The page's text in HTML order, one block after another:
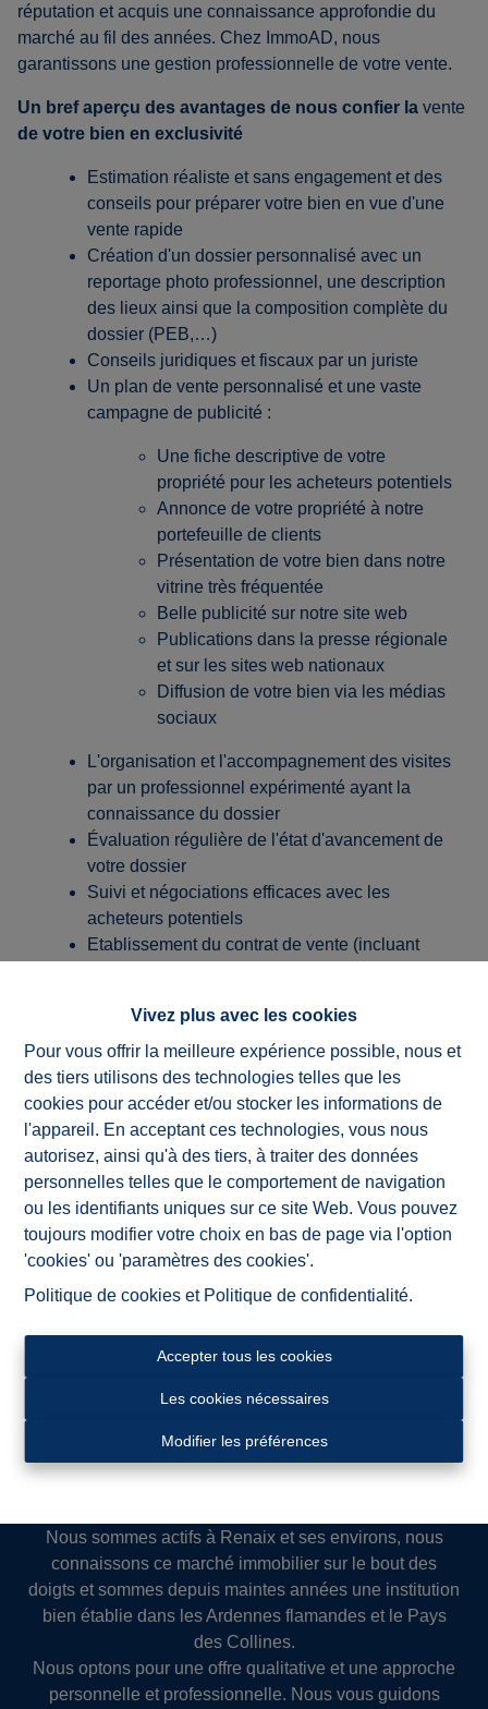
Vivez plus avec les cookies
Pour vous offrir la meilleure expérience possible, nous et
des tiers utilisons des technologies telles que les
cookies pour accéder et/ou stocker les informations de
l'appareil. En acceptant ces technologies, vous nous
autorisez, ainsi qu'à des tiers, à traiter des données
personnelles telles que le comportement de navigation
ou les identifiants uniques sur ce site Web. Vous pouvez
toujours modifier votre choix en bas de page via l'option
'cookies' ou 'paramètres des cookies'.
Politique de cookies et Politique de confidentialité.
Accepter tous les cookies
Les cookies nécessaires
Modifier les préférences
réputation et acquis une connaissance approfondie du
marché au fil des années. Chez ImmoAD, nous
garantissons une gestion professionnelle de votre vente.
Un bref aperçu des avantages de nous confier la vente
de votre bien en exclusivité
Estimation réaliste et sans engagement et des
conseils pour préparer votre bien en vue d'une
vente rapide
Création d'un dossier personnalisé avec un
reportage photo professionnel, une description
des lieux ainsi que la composition complète du
dossier (PEB,…)
Conseils juridiques et fiscaux par un juriste
Un plan de vente personnalisé et une vaste
campagne de publicité :
Une fiche descriptive de votre
propriété pour les acheteurs potentiels
Annonce de votre propriété à notre
portefeuille de clients
Présentation de votre bien dans notre
vitrine très fréquentée
Belle publicité sur notre site web
Publications dans la presse régionale
et sur les sites web nationaux
Diffusion de votre bien via les médias
sociaux
L'organisation et l'accompagnement des visites
par un professionnel expérimenté ayant la
connaissance du dossier
Évaluation régulière de l'état d'avancement de
votre dossier
Suivi et négociations efficaces avec les
acheteurs potentiels
Etablissement du contrat de vente (incluant
Prise en charge de vos intérêts et des questions
pratiques (p.e. le transfert des compteurs,...)
jusqu'à la passation de l'acte notarié
Si, malgré tous nos efforts, nous ne parvenons pas à
vendre votre bien dans le délai que nous avons fixé
ensemble, aucun honoraire n'est dû.
Pas de résultat = pas de frais !
Contactez-nous pour plus d'informations
ImmoAD est une agence dynamique composée d'une
Nous sommes actifs à Renaix et ses environs, nous
connaissons ce marché immobilier sur le bout des
doigts et sommes depuis maintes années une institution
bien établie dans les Ardennes flamandes et le Pays
des Collines.
Nous optons pour une offre qualitative et une approche
personnelle et professionnelle. Nous vous guidons